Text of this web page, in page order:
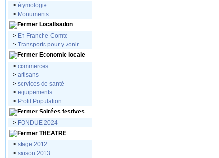
> étymologie
> Monuments
Localisation
> En Franche-Comté
> Transports pour y venir
Economie locale
> commerces
> artisans
> services de santé
> équipements
> Profil Population
Soirées festives
> FONDUE 2024
THEATRE
> stage 2012
> saison 2013